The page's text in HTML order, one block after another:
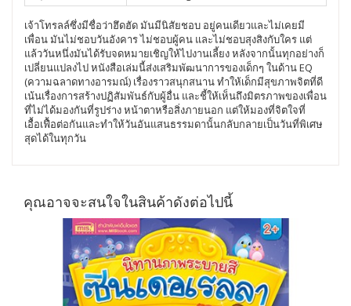
เจ้าโทรลล์ซึ่งมีชื่อว่าฮึดฮัด มันมีนิสัยชอบ อยู่คนเดียวและไม่เคยมี
เพื่อน มันไม่ชอบวันอังคาร ไม่ชอบผู้คน และไม่ชอบสุงสิงกับใคร แต่
แล้ววันหนึ่งมันได้รับจดหมายเชิญให้ไปงานเลี้ยง หลังจากนั้นทุกอย่างก็
เปลี่ยนแปลงไป หนังสือเล่มนี้ส่งเสริมพัฒนาการของเด็กๆ ในด้าน EQ
(ความฉลาดทางอารมณ์) เรื่องราวสนุกสนาน ทำให้เด็กมีสุขภาพจิตที่ดี
เน้นเรื่องการสร้างปฏิสัมพันธ์กับผู้อื่น และชี้ให้เห็นถึงมิตรภาพของเพื่อน
ที่ไม่ได้มองกันที่รูปร่าง หน้าตาหรือสิ่งภายนอก แต่ให้มองที่จิตใจที่
เอื้อเฟื้อต่อกันและทำให้วันอันแสนธรรมดานั้นกลับกลายเป็นวันที่พิเศษ
สุดได้ในทุกวัน
คุณอาจจะสนใจในสินค้าดังต่อไปนี้